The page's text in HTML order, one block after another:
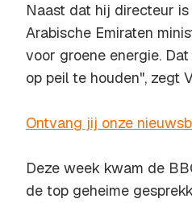
Naast dat hij directeur
Arabische Emiraten
voor groene energie.
op peil te houden", zegt
Ontvang jij onze
Deze week kwam de
de top geheime